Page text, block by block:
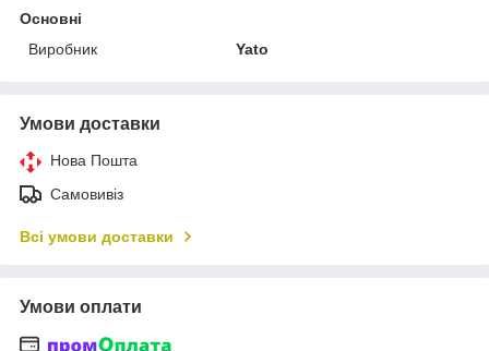
Основні
Виробник
Yato
Умови доставки
Нова Пошта
Самовивіз
Всі умови доставки
Умови оплати